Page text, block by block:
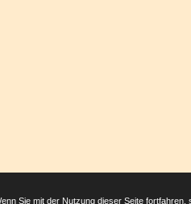
Sie mit der Nutzung dieser Seite